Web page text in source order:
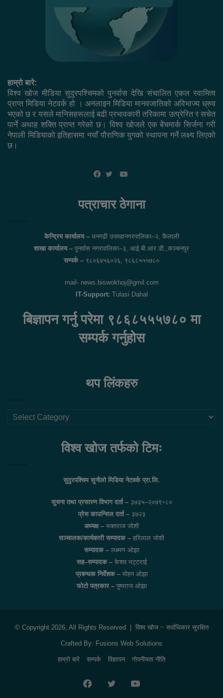
हाम्रो बारे:
विश्व खोज मीडिया सुदुरपश्चिमको पुनर्वास देखि संचालित एकल स्वामित्व
प्राप्त मिडिया नेटवर्क हो । अनलाइन मिडिया मानवजातिको अविभाज्य ध्रुव
भएको छ र यसले मानिसहरूलाई बढी प्रभावकारी तरिकामा उत्प्रेरित र सचेत
पार्ने अथाह शक्ति प्राप्त गरेको छ। विश्व खोजले एक बेंचमार्क सिर्जना गरी
नेपाली मिडियाको इतिहासमा नयाँ पौराणिक युगको स्थापना गर्ने लक्ष्य लिएको
छ।
YouTube
पत्राचार ठेगाना
केन्द्रिय कार्यालय –धनगढी उपमहानगरपालिका–२, कैलाली
शाखा कार्यालय – पुनर्वास नगरपालिका–३, आई.बी.आर.डी.,कञ्चनपुर
सम्पर्क – ९८०६४५६०२६, ९८६८५५५७८०
mail- news.biswokhoj@gmil.com
IT-Support: Tulasi Dahal
बिज्ञापन गर्नु परेमा ९८६८५५५७८० मा
सम्पर्क गर्नुहोस
थप लिंकहरु
थप
विश्व खोज तर्फको टिमः
सुदुरपश्चिम सुनौलो मिडिया नेटवर्क प्रा.लि.
सुचना तथा प्रसारण विभाग दर्ता – ३७३५–२०७९÷८०
प्रेस काउन्सिल दर्ता – ३७२३
अध्यक्ष – भक्तराज जोशी
सञ्चालक/कार्यकारी सम्पादक – हरिलाल जोशी
सम्पादक –लक्ष्मण ओझा
सह–सम्पादक –केशव भट्टराई
प्रबन्धक निर्देशक –मोहन ओझा
फोटो पत्रकार –पुष्पराज ओझा
© Copyright 2026, All Rights Reserved | विश्व खोज~ सर्वाधिकार सुरक्षित
Crafted By: Fusions Web Solutions
हाम्रो बारे सम्पर्क विज्ञापन गोपनीयता नीति
Facebook
Twitter